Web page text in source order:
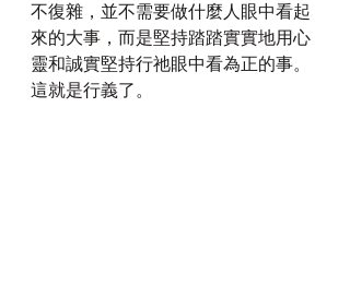
不復雜，並不需要做什麼人眼中看起
來的大事，而是堅持踏踏實實地用心
靈和誠實堅持行祂眼中看為正的事。
這就是行義了。